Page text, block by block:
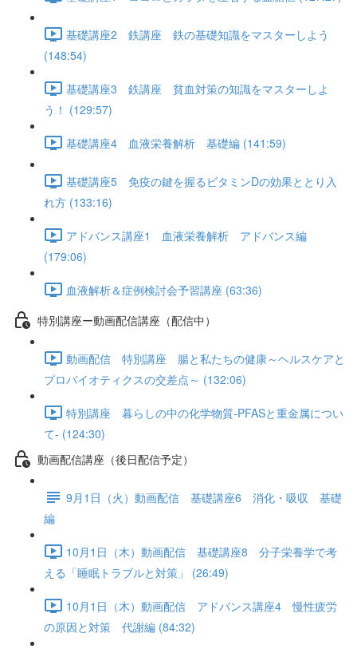
基礎講座2 鉄講座 鉄の基礎知識をマスターしよう
(148:54)
基礎講座3 鉄講座 貧血対策の知識をマスターしよ
う！ (129:57)
基礎講座4 血液栄養解析 基礎編 (141:59)
基礎講座5 免疫の鍵を握るビタミンDの効果ととり入
れ方 (133:16)
アドバンス講座1 血液栄養解析 アドバンス編
(179:06)
血液解析＆症例検討会予習講座 (63:36)
特別講座ー動画配信講座（配信中）
動画配信 特別講座 腸と私たちの健康～ヘルスケアと
プロバイオティクスの交差点～ (132:06)
特別講座 暮らしの中の化学物質-PFASと重金属につい
て- (124:30)
動画配信講座（後日配信予定）
9月1日（火）動画配信 基礎講座6 消化・吸収 基礎
編
10月1日（木）動画配信 基礎講座8 分子栄養学で考
える「睡眠トラブルと対策」 (26:49)
10月1日（木）動画配信 アドバンス講座4 慢性疲労
の原因と対策 代謝編 (84:32)